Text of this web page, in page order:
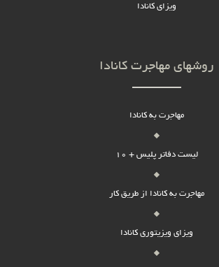
ویزای کانادا
روشهای مهاجرت کانادا
مهاجرت به کانادا
لیست دفاتر پلیس + 10
مهاجرت به کانادا از طریق کار
ویزای ویزیتوری کانادا